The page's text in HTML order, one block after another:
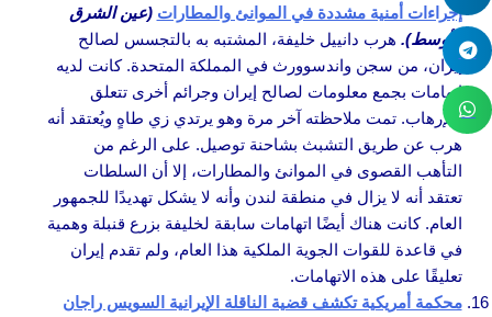
إجراءات أمنية مشددة في الموانئ والمطارات (عين الشرق
الأوسط). هرب دانييل خليفة، المشتبه به بالتجسس لصالح
إيران، من سجن واندسوورث في المملكة المتحدة. كانت لديه
اتهامات بجمع معلومات لصالح إيران وجرائم أخرى تتعلق
بالإرهاب. تمت ملاحظته آخر مرة وهو يرتدي زي طاهٍ ويُعتقد أنه
هرب عن طريق التشبث بشاحنة توصيل. على الرغم من
التأهب القصوى في الموانئ والمطارات، إلا أن السلطات
تعتقد أنه لا يزال في منطقة لندن وأنه لا يشكل تهديدًا للجمهور
العام. كانت هناك أيضًا اتهامات سابقة لخليفة بزرع قنبلة وهمية
في قاعدة للقوات الجوية الملكية هذا العام، ولم تقدم إيران
تعليقًا على هذه الاتهامات.
محكمة أمريكية تكشف قضية الناقلة الإيرانية السويس راجان